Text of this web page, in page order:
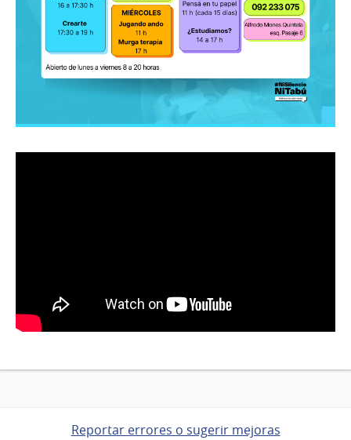
Reportar errores o sugerir mejoras